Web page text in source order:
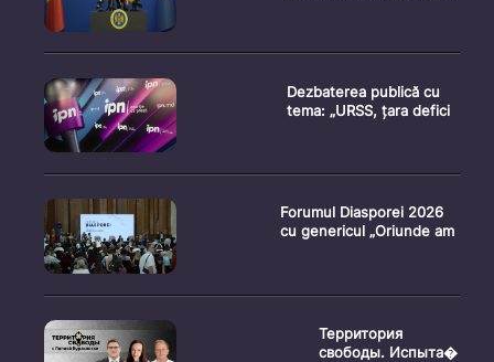
Dezbaterea publică cu
tema: „URSS, țara defici
Forumul Diasporei 2026
cu genericul „Oriunde am
Территория
свободы. Испыта�